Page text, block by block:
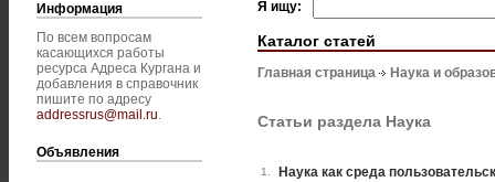
Информация
По всем вопросам
касающихся работы
ресурса Адреса Кургана и
добавления в справочник
пишите по адресу
addressrus@mail.ru.
Объявления
Я ищу:
Каталог статей
Главная страница Наука и
Статьи раздела Наука
1. Наука как среда